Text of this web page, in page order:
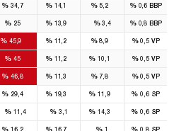
% 34,7 %14,1 %5,2 %0,6BBP
% 25 %13,9 %3,4 %0,8BBP
%45,9 %11,2 %8,9 %0,5VP
% 45 %11,2 % 10,1 %0,5VP
% 46,8 %11,3 %7,8 %0,5VP
% 29,4 %19,3 % 11,9 % 0,6 SP
% 11,4 % 3,1 % 14,3 % 0,6 SP
% 16,2 %16,7 % 1 % 0,8 SP